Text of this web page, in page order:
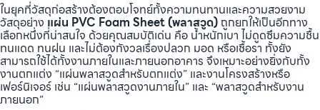
ในยุคที่วัสดุก่อสร้างต้องตอบโจทย์ทั้งความทนทานและความสวยงาม
วัสดุอย่าง แผ่น PVC Foam Sheet (พลาสวูด) ถูกยกให้เป็นอีกทาง
เลือกหนึ่งที่น่าสนใจ ด้วยคุณสมบัติเด่น คือ น้ำหนักเบา ไม่ดูดซึมความชื้น
ทนแดด ทนฝน และไม่ต้องกังวลเรื่องปลวก มอด หรือเชื้อรา ทั้งยัง
สามารถใช้ได้ทั้งงานภายในและภายนอกอาคาร จึงเหมาะอย่างยิ่งกับทั้ง
งานตกแต่ง “แผ่นพลาสวูดสำหรับตกแต่ง” และงานโครงสร้างหรือ
เฟอร์นิเจอร์ เช่น “แผ่นพลาสวูดงานภายใน” และ “พลาสวูดสำหรับงาน
ภายนอก”